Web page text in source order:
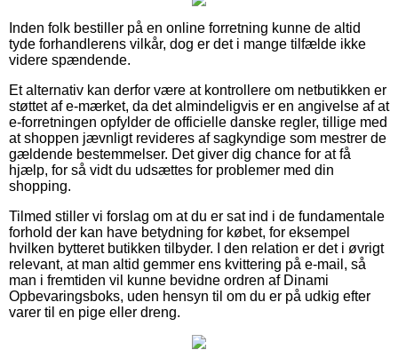
Inden folk bestiller på en online forretning kunne de altid
tyde forhandlerens vilkår, dog er det i mange tilfælde ikke
videre spændende.
Et alternativ kan derfor være at kontrollere om netbutikken er
støttet af e-mærket, da det almindeligvis er en angivelse af at
e-forretningen opfylder de officielle danske regler, tillige med
at shoppen jævnligt revideres af sagkyndige som mestrer de
gældende bestemmelser. Det giver dig chance for at få
hjælp, for så vidt du udsættes for problemer med din
shopping.
Tilmed stiller vi forslag om at du er sat ind i de fundamentale
forhold der kan have betydning for købet, for eksempel
hvilken bytteret butikken tilbyder. I den relation er det i øvrigt
relevant, at man altid gemmer ens kvittering på e-mail, så
man i fremtiden vil kunne bevidne ordren af Dinami
Opbevaringsboks, uden hensyn til om du er på udkig efter
varer til en pige eller dreng.